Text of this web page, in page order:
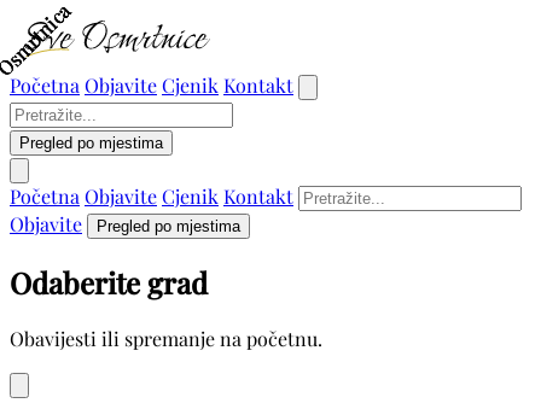
Početna ObjaviteCjenik Kontakt
Pregled po mjestima
Početna ObjaviteCjenik Kontakt
Objavite
Pregled po mjestima
Odaberite grad
Obavijesti ili spremanje na početnu.